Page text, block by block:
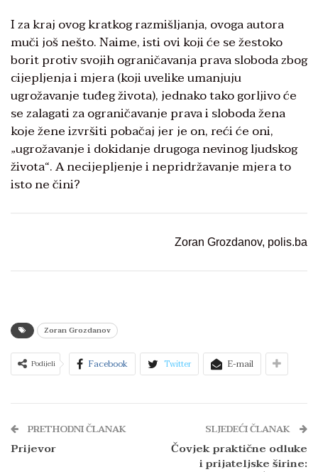
I za kraj ovog kratkog razmišljanja, ovoga autora
muči još nešto. Naime, isti ovi koji će se žestoko
borit protiv svojih ograničavanja prava sloboda zbog
cijepljenja i mjera (koji uvelike umanjuju
ugrožavanje tuđeg života), jednako tako gorljivo će
se zalagati za ograničavanje prava i sloboda žena
koje žene izvršiti pobačaj jer je on, reći će oni,
„ugrožavanje i dokidanje drugoga nevinog ljudskog
života“. A necijepljenje i nepridržavanje mjera to
isto ne čini?
Zoran Grozdanov, polis.ba
Zoran Grozdanov
Podijeli Facebook Twitter E-mail
PRETHODNI ČLANAK
Prijevor
SLJEDEĆI ČLANAK
Čovjek praktične odluke
i prijateljske širine: